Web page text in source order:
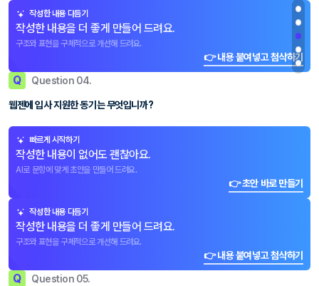
작성한 내용 다듬기
작성한 내용을 더 좋게 만들어 드려요.
구조와 표현을 구체적으로 개선해 드려요.
👉 내용 붙여넣고 첨삭하기
Q Question 04.
웹젠에 입사 지원한 동기는 무엇입니까?
빠르게 시작하기
작성한 내용이 없어도 괜찮아요.
AI로 문항에 맞게 초안을 만들어 드려요.
👉 초안 바로 만들기
작성한 내용 다듬기
작성한 내용을 더 좋게 만들어 드려요.
구조와 표현을 구체적으로 개선해 드려요.
👉 내용 붙여넣고 첨삭하기
Q Question 05.